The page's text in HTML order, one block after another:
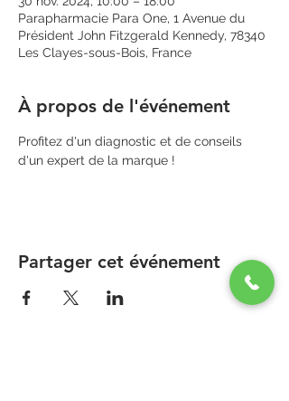
Parapharmacie Para One, 1 Avenue du
Président John Fitzgerald Kennedy, 78340
Les Clayes-sous-Bois, France
À propos de l'événement
Profitez d'un diagnostic et de conseils
d'un expert de la marque !
Partager cet événement